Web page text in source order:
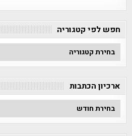
חפש לפי קטגוריה
חפש
לפי
ארכיון הכתבות
ארכיון
הכתבות